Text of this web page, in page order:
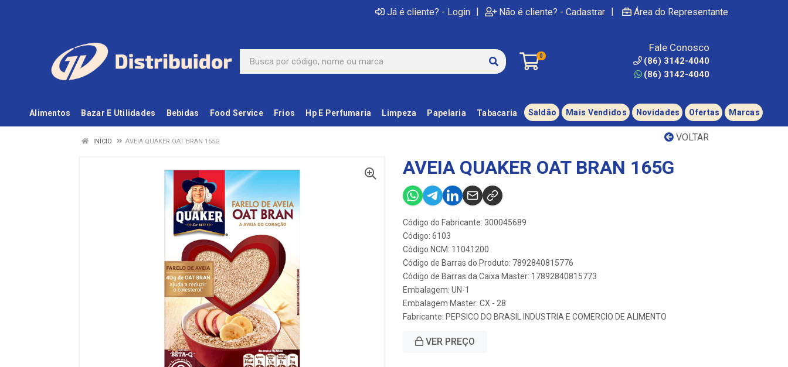
Já é cliente? - Login | Não é cliente? - Cadastrar | Área do Representante
0
Fale Conosco
(86) 3142-4040
(86) 3142-4040
Alimentos Bazar E Utilidades Bebidas Food Service Frios Hp E Perfumaria Limpeza Papelaria Tabacaria Saldão Mais Vendidos Novidades Ofertas Marcas
VOLTAR
INÍCIO AVEIA QUAKER OAT BRAN 165G
AVEIA QUAKER OAT BRAN 165G
Código do Fabricante: 300045689
Código: 6103
Código NCM: 11041200
Código de Barras do Produto: 7892840815776
Código de Barras da Caixa Master: 17892840815773
Embalagem: UN-1
Embalagem Master: CX - 28
Fabricante: PEPSICO DO BRASIL INDUSTRIA E COMERCIO DE ALIMENTO
VER PREÇO